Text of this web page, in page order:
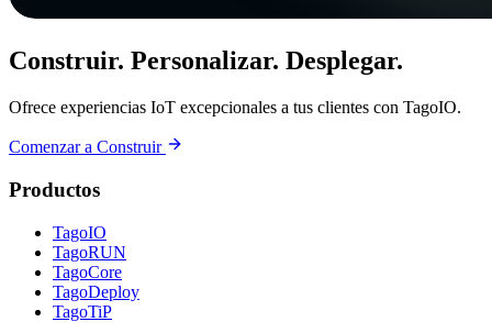
Construir. Personalizar. Desplegar.
Ofrece experiencias IoT excepcionales a tus clientes con TagoIO.
Comenzar a Construir
Productos
TagoIO
TagoRUN
TagoCore
TagoDeploy
TagoTiP